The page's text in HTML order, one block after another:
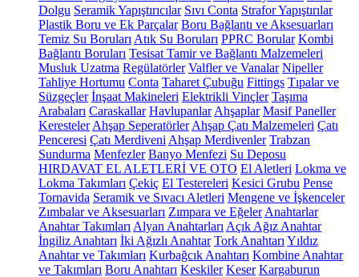
Dolgu Seramik Yapıştırıcılar Sıvı Conta Strafor Yapıştırılar
Plastik Boru ve Ek Parçalar Boru Bağlantı ve Aksesuarları
Temiz Su Boruları Atık Su Boruları PPRC Borular Kombi
Bağlantı Boruları Tesisat Tamir ve Bağlantı Malzemeleri
Musluk Uzatma Regülatörler Valfler ve Vanalar Nipeller
Tahliye Hortumu Conta Taharet Çubuğu Fittings Tıpalar ve
Süzgeçler İnşaat Makineleri Elektrikli Vinçler Taşıma
Arabaları Caraskallar Havlupanlar Ahşaplar Masif Paneller
Keresteler Ahşap Seperatörler Ahşap Çatı Malzemeleri Çatı
Penceresi Çatı Merdiveni Ahşap Merdivenler Trabzan
Sundurma Menfezler Banyo Menfezi Su Deposu
HIRDAVAT EL ALETLERİ VE OTO El Aletleri Lokma ve
Lokma Takımları Çekiç El Testereleri Kesici Grubu Pense
Tornavida Seramik ve Sıvacı Aletleri Mengene ve İşkenceler
Zımbalar ve Aksesuarları Zımpara ve Eğeler Anahtarlar
Anahtar Takımları Alyan Anahtarları Açık Ağız Anahtar
İngiliz Anahtarı İki Ağızlı Anahtar Tork Anahtarı Yıldız
Anahtar ve Takımları Kurbağcık Anahtarı Kombine Anahtar
ve Takımları Boru Anahtarı Keskiler Keser Kargaburun